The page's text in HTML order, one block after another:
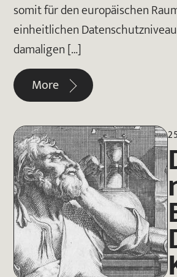
somit für den europäischen
einheitlichen
damaligen […]
More